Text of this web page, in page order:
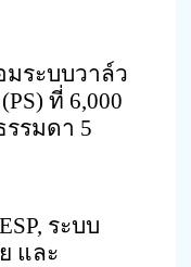
มระบบวาล์ว
ที่ 6,000
รมดา 5
ระบบ
และ